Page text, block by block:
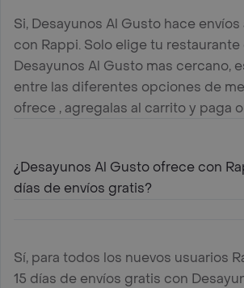
Si, Desayunos Al Gusto hace
con Rappi. Solo elige tu restaurante
Desayunos Al Gusto mas cercano,
entre las diferentes opciones de
ofrece , agregalas al carrito y paga
¿Desayunos Al Gusto ofrece con
días de envíos gratis?
Sí, para todos los nuevos usuarios
15 días de envíos gratis con